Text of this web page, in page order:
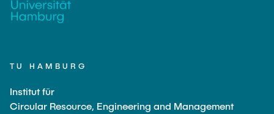
TU HAMBURG
Institut für
Circular Resource, Engineering and Management